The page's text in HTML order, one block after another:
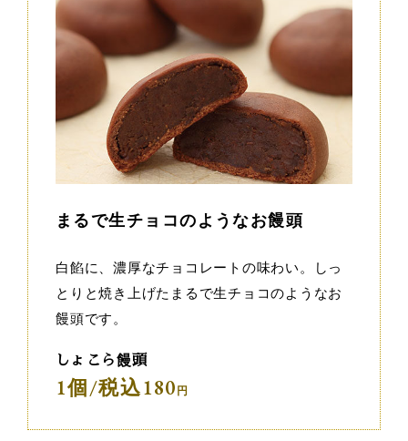
まるで生チョコのようなお饅頭
白餡に、濃厚なチョコレートの味わい。しっ
とりと焼き上げたまるで生チョコのようなお
饅頭です。
しょこら饅頭
1個/税込180